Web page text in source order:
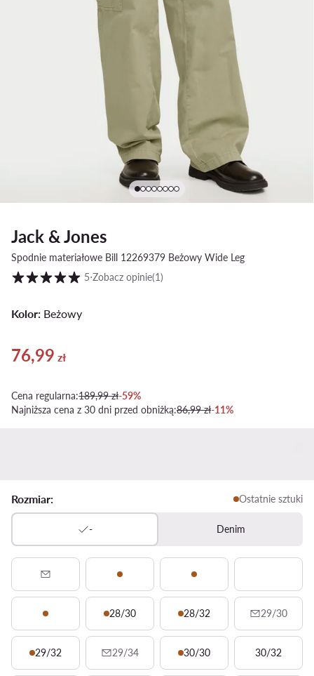
Jack & Jones
Spodnie materiałowe Bill 12269379 Beżowy Wide Leg
Ocena klientów w skali od 1 do 5
5⋅Zobacz opinie(1)
Kolor: Beżowy
Aktualna cena 76,99 zł
76,99 zł
Cena regularna:189,99 zł-59%
Najniższa cena z 30 dni przed obniżką:86,99 zł-11%
Rozmiar: Ostatnie sztuki
- Denim
28/30 28/32 29/30
29/32 29/34 30/30 30/32